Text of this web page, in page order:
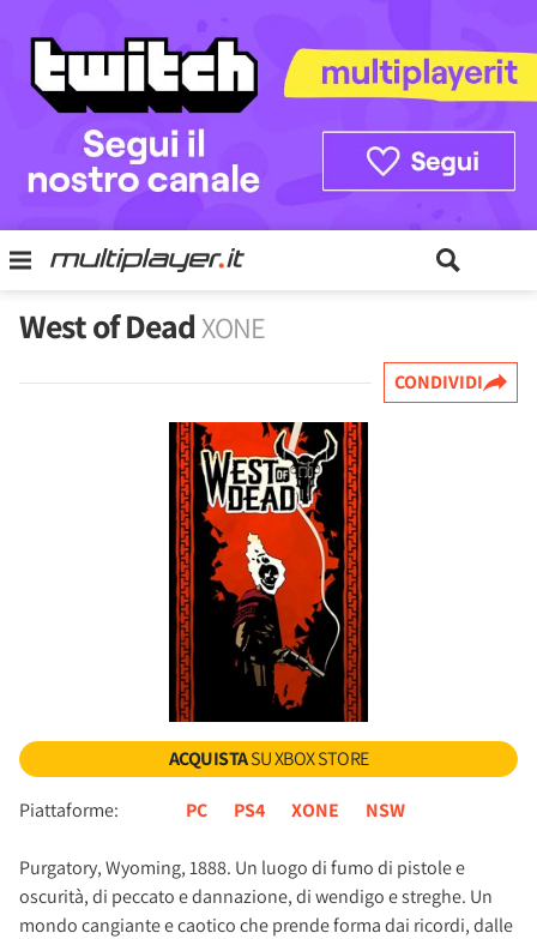
West of DeadXONE
CONDIVIDI
ACQUISTASU XBOX STORE
Piattaforme: PC PS4 XONE NSW
Purgatory, Wyoming, 1888. Un luogo di fumo di pistole e
oscurità, di peccato e dannazione, di wendigo e streghe. Un
mondo cangiante e caotico che prende forma dai ricordi, dalle